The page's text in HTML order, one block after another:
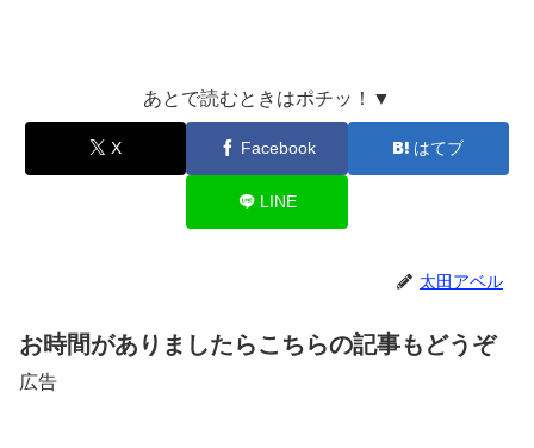
あとで読むときはポチッ！▼
X Facebook はてブ
LINE
太田アベル
お時間がありましたらこちらの記事もどうぞ
広告